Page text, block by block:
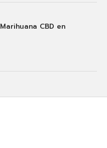
Marihuana CBD en